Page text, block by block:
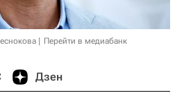
Перейти в медиабанк
Дзен